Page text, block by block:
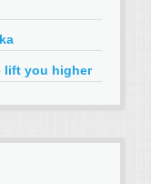
lift you higher